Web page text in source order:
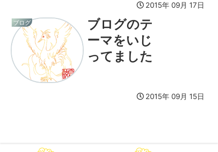
2015年 09月 17日
ブログ
ブログのテ
ーマをいじ
ってました
2015年 09月 15日